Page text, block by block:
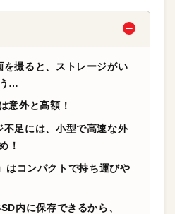
撮ると、ストレージがい
…
は意外と高額 ！
足には、小型で高速な外
！
はコンパクトで持ち運びや
内に保存できるから、